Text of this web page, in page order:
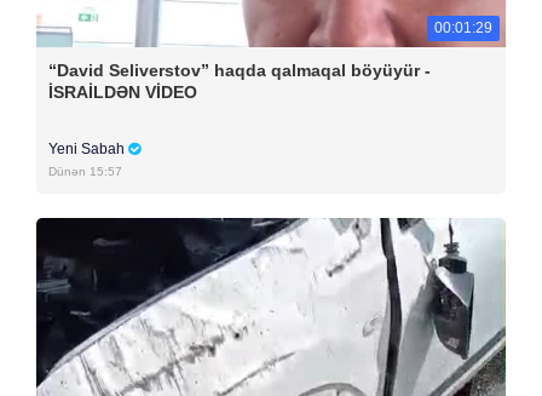
00:01:29
“David Seliverstov” haqda qalmaqal böyüyür -
İSRAİLDƏN VİDEO
Yeni Sabah
Dünən 15:57